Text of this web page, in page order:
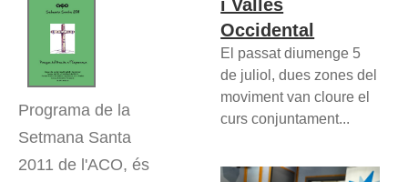
Programa de la
Setmana Santa
2011 de l'ACO, és
i Vallès
Occidental
El passat diumenge 5
de juliol, dues zones del
moviment van cloure el
curs conjuntament...